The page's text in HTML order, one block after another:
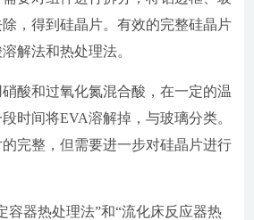
，得到硅晶片。有效的完整硅晶片
解法和热处理法。
酸和过氧化氮混合酸，在一定的温
时间将EVA溶解掉，与玻璃分类。
完整，但需要进一步对硅晶片进行
容器热处理法”和“流化床反应器热